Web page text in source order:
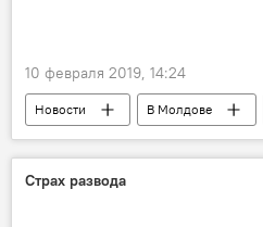
10 февраля 2019, 14:24
Новости В Молдове
Культура
Страх развода